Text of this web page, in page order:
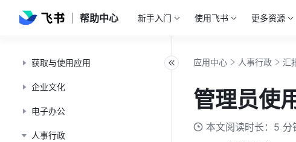
帮助中心 新手入门 使用飞书 更多资源
获取与使用应用
企业文化
电子办公
人事行政
应用中心 人事行政 汇
管理员使
本文阅读时长：5 分